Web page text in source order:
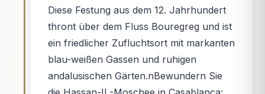
Diese Festung aus dem 12. Jahrhundert
thront über dem Fluss Bouregreg und ist
ein friedlicher Zufluchtsort mit markanten
blau-weißen Gassen und ruhigen
andalusischen Gärten.nBewundern Sie